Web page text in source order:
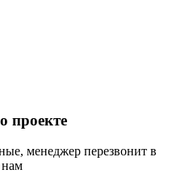
проекте
менеджер перезвонит в